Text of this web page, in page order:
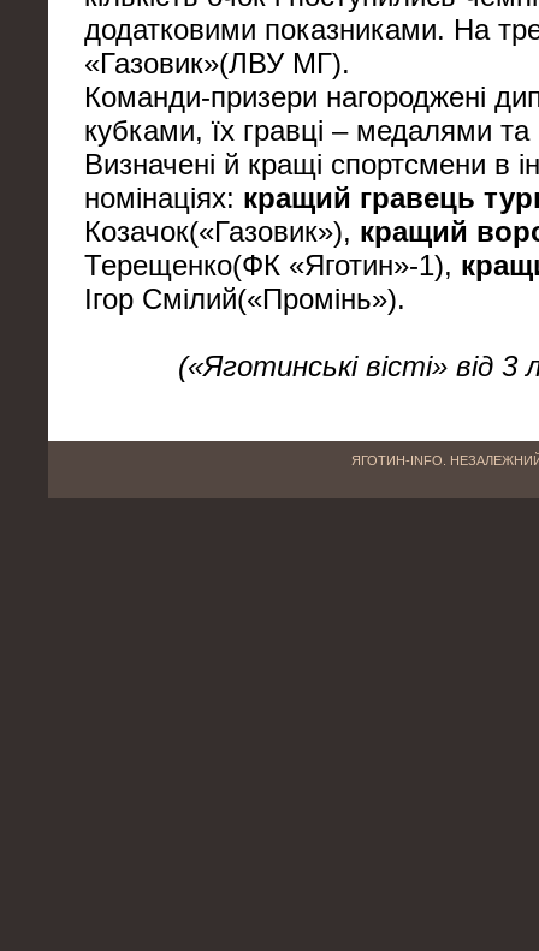
додатковими показниками. На
«Газовик»(ЛВУ МГ).
Команди-призери нагороджені
кубками, їх гравці – медалями
Визначені й кращі спортсмени в
номінаціях: кращий гравець
Козачок(«Газовик»), кращий
Терещенко(ФК «Яготин»-1),
Ігор Смілий(«Промінь»).
(«Яготинські вісті» від
ЯГОТИН-INFO.